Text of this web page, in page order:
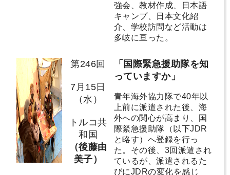
強会、教材作成、日本語
キャンプ、日本文化紹
介、学校訪問など活動は
多岐に亘った。
第246回
7月15日
（水）
トルコ共
和国
（後藤由
美子）
「国際緊急援助隊を知
っていますか」
青年海外協力隊で40年以
上前に派遣された後、海
外への関心が高まり、国
際緊急援助隊（以下JDR
と略す）へ登録を行っ
た。その後、3回派遣され
ているが、派遣されるた
びにJDRの変化を感じ